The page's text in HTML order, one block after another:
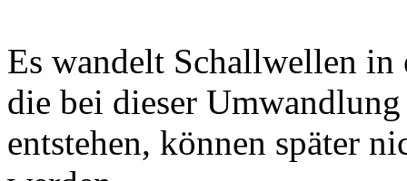
Es wandelt Schallwellen
die bei dieser
entstehen, können später